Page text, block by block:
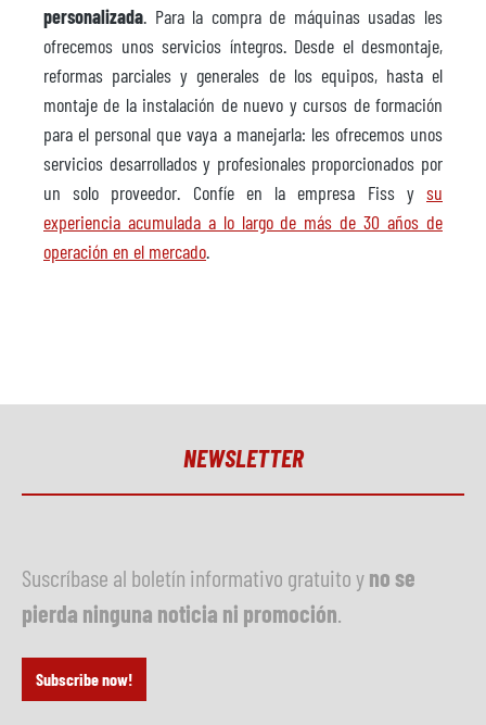
personalizada. Para la compra de máquinas usadas les
ofrecemos unos servicios íntegros. Desde el desmontaje,
reformas parciales y generales de los equipos, hasta el
montaje de la instalación de nuevo y cursos de formación
para el personal que vaya a manejarla: les ofrecemos unos
servicios desarrollados y profesionales proporcionados por
un solo proveedor. Confíe en la empresa Fiss y su
experiencia acumulada a lo largo de más de 30 años de
operación en el mercado.
NEWSLETTER
Suscríbase al boletín informativo gratuito yno se
pierda ninguna noticia ni promoción
Subscribe now!